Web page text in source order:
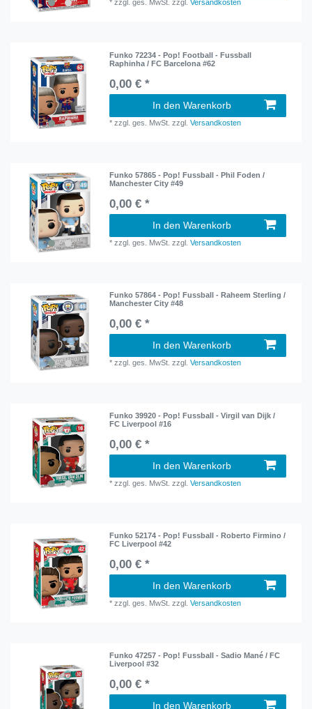
*zzgl. ges. MwSt. zzgl.Versandkosten
Funko 72234 - Pop! Football - Fussball
Raphinha / FC Barcelona #62
0,00 € *
In den Warenkorb
*zzgl. ges. MwSt. zzgl.Versandkosten
Funko 57865 - Pop! Fussball - Phil Foden /
Manchester City #49
0,00 € *
In den Warenkorb
*zzgl. ges. MwSt. zzgl.Versandkosten
Funko 57864 - Pop! Fussball - Raheem Sterling /
Manchester City #48
0,00 € *
In den Warenkorb
*zzgl. ges. MwSt. zzgl.Versandkosten
Funko 39920 - Pop! Fussball - Virgil van Dijk /
FC Liverpool #16
0,00 € *
In den Warenkorb
*zzgl. ges. MwSt. zzgl.Versandkosten
Funko 52174 - Pop! Fussball - Roberto Firmino /
FC Liverpool #42
0,00 € *
In den Warenkorb
*zzgl. ges. MwSt. zzgl.Versandkosten
Funko 47257 - Pop! Fussball - Sadio Mané / FC
Liverpool #32
0,00 € *
In den Warenkorb